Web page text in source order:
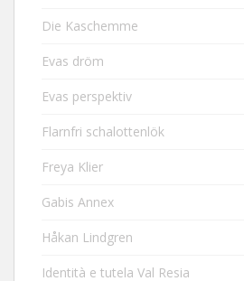
Die Kaschemme
Evas dröm
Evas perspektiv
Flarnfri schalottenlök
Freya Klier
Gabis Annex
Håkan Lindgren
Identità e tutela Val Resia